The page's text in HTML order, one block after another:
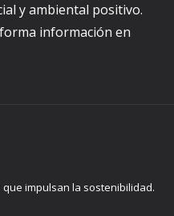
y ambiental positivo.
información en
impulsan la sostenibilidad.